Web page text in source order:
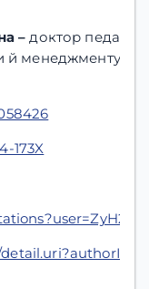
–доктор
й менеджменту
173X